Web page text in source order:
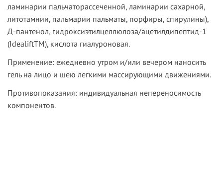
ламинарии пальчаторассеченной, ламинарии сахарной,
литотамнии, пальмарии пальматы, порфиры, спирулины),
Д-пантенол, гидроксиэтилцеллюлоза/ацетилдипептид-1
(IdealiftТМ), кислота гиалуроновая.
Применение: ежедневно утром и/или вечером наносить
гель на лицо и шею легкими массирующими движениями.
Противопоказания: индивидуальная непереносимость
компонентов.